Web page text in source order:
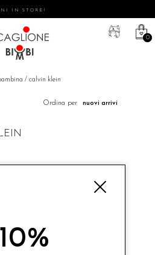
IN STORE!
0
/ calvin klein
Ordina per